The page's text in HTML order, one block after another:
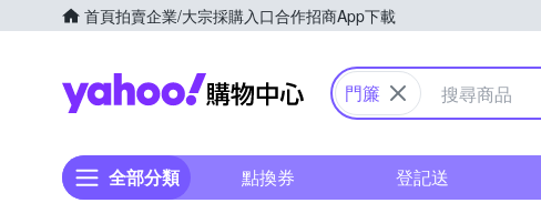
首頁拍賣企業/大宗採購入口合作招商App下載
Yahoo購物中心
門簾
全部分類 點換券 登記送